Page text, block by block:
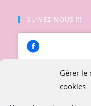
Gérer le
cookies
SUIVEZ-NOUS !!!